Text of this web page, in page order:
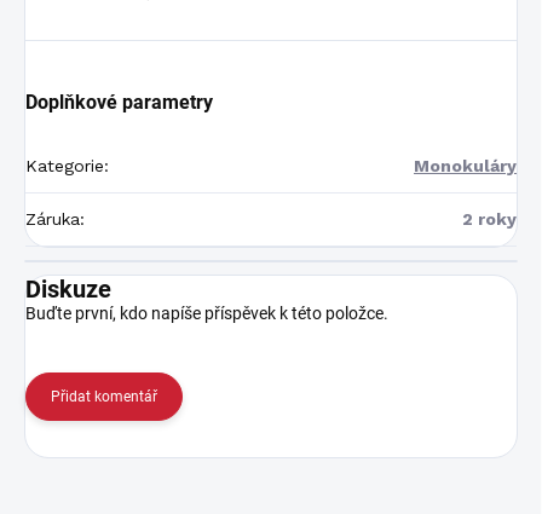
Doplňkové parametry
Kategorie: Monokuláry
Záruka: 2 roky
Diskuze
Buďte první, kdo napíše příspěvek k této položce.
Přidat komentář